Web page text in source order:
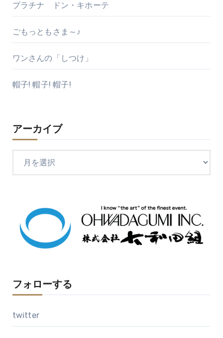
プラチナ ドン・キホーテ
ごもっともさま～♪
ワンさんの「しつけ」
帽子! 帽子! 帽子!
アーカイブ
フォローする
twitter